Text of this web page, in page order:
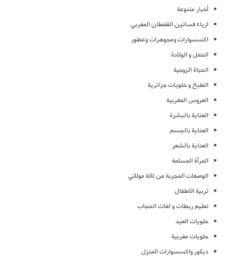
أخبار متنوعة
ازياء فساتين القفطان المغربي
اكسسوارات ومجوهرات وعطور
الحمل و الولادة
الحياة الزوجية
الطبخ و حلويات جزائرية
العروس المغربية
العناية بالبشرة
العناية بالجسم
العناية بالشعر
المرأة المسلمة
الوصفات المجربة من لالة مولاتي
تربية الاطفال
تعليم ربطات و لفات الحجاب
حلويات العيد
حلويات مغربية
ديكور واكسسوارات المنزل